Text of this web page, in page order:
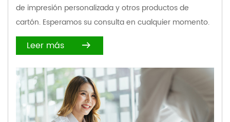
de impresión personalizada y otros productos de
cartón. Esperamos su consulta en cualquier momento.
Leer más